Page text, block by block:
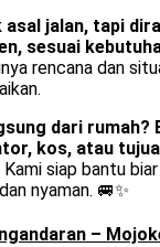
asal jalan, tapi
sesuai
rencana dan
dari rumah?
kos, atau
Kami siap bantu
nyaman. 🚐✨
–